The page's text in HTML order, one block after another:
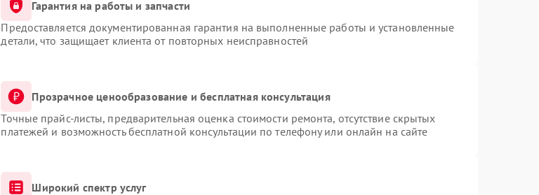
Гарантия на работы и запчасти
Предоставляется документированная гарантия на выполненные работы и установленные
детали, что защищает клиента от повторных неисправностей
Прозрачное ценообразование и бесплатная консультация
Точные прайс-листы, предварительная оценка стоимости ремонта, отсутствие скрытых
платежей и возможность бесплатной консультации по телефону или онлайн на сайте
Широкий спектр услуг